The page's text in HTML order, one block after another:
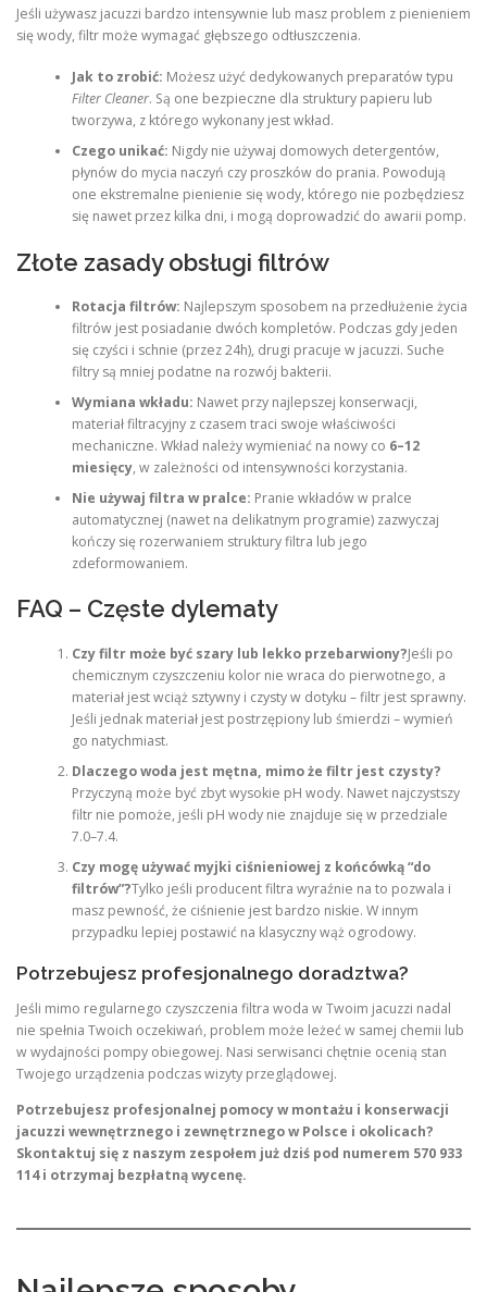
Jeśli używasz jacuzzi bardzo intensywnie lub masz problem z pienieniem
się wody, filtr może wymagać głębszego odtłuszczenia.
Jak to zrobić: Możesz użyć dedykowanych preparatów typu
Filter Cleaner. Są one bezpieczne dla struktury papieru lub
tworzywa, z którego wykonany jest wkład.
Czego unikać: Nigdy nie używaj domowych detergentów,
płynów do mycia naczyń czy proszków do prania. Powodują
one ekstremalne pienienie się wody, którego nie pozbędziesz
się nawet przez kilka dni, i mogą doprowadzić do awarii pomp.
Złote zasady obsługi filtrów
Rotacja filtrów: Najlepszym sposobem na przedłużenie życia
filtrów jest posiadanie dwóch kompletów. Podczas gdy jeden
się czyści i schnie (przez 24h), drugi pracuje w jacuzzi. Suche
filtry są mniej podatne na rozwój bakterii.
Wymiana wkładu: Nawet przy najlepszej konserwacji,
materiał filtracyjny z czasem traci swoje właściwości
mechaniczne. Wkład należy wymieniać na nowy co 6–12
miesięcy, w zależności od intensywności korzystania.
Nie używaj filtra w pralce: Pranie wkładów w pralce
automatycznej (nawet na delikatnym programie) zazwyczaj
kończy się rozerwaniem struktury filtra lub jego
zdeformowaniem.
FAQ – Częste dylematy
Czy filtr może być szary lub lekko przebarwiony?Jeśli po
chemicznym czyszczeniu kolor nie wraca do pierwotnego, a
materiał jest wciąż sztywny i czysty w dotyku – filtr jest sprawny.
Jeśli jednak materiał jest postrzępiony lub śmierdzi – wymień
go natychmiast.
Dlaczego woda jest mętna, mimo że filtr jest czysty?
Przyczyną może być zbyt wysokie pH wody. Nawet najczystszy
filtr nie pomoże, jeśli pH wody nie znajduje się w przedziale
7.0–7.4.
Czy mogę używać myjki ciśnieniowej z końcówką “do
filtrów”?Tylko jeśli producent filtra wyraźnie na to pozwala i
masz pewność, że ciśnienie jest bardzo niskie. W innym
przypadku lepiej postawić na klasyczny wąż ogrodowy.
Potrzebujesz profesjonalnego doradztwa?
Jeśli mimo regularnego czyszczenia filtra woda w Twoim jacuzzi nadal
nie spełnia Twoich oczekiwań, problem może leżeć w samej chemii lub
w wydajności pompy obiegowej. Nasi serwisanci chętnie ocenią stan
Twojego urządzenia podczas wizyty przeglądowej.
Potrzebujesz profesjonalnej pomocy w montażu i konserwacji
jacuzzi wewnętrznego i zewnętrznego w Polsce i okolicach?
Skontaktuj się z naszym zespołem już dziś pod numerem 570 933
114 i otrzymaj bezpłatną wycenę.